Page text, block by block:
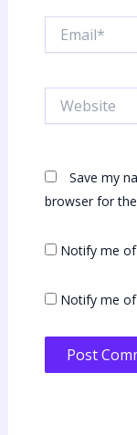
Save my
browser for
Notify me
Notify me